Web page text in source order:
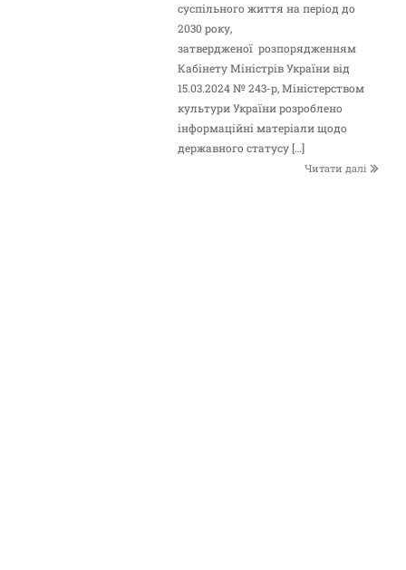
суспільного життя на період до
2030 року,
затвердженої розпорядженням
Кабінету Міністрів України від
15.03.2024 № 243-р, Міністерством
культури України розроблено
інформаційні матеріали щодо
державного статусу […]
Читати далі